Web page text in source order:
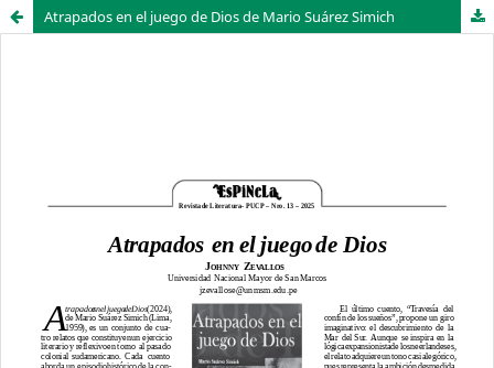
Atrapados en el juego de Dios de Mario Suárez Simich